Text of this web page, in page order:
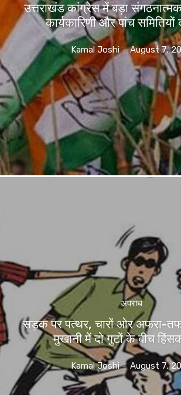
उत्तराखंड कांग्रेस में बड़ा
कार्यकारिणी और पांच समितियों
Kamal Joshi - August 7,
अपराध
सड़क पर पत्थर, चारों ओर अफरा-
मुखानी में दो गुटों के बीच
Kamal Joshi - August 7,